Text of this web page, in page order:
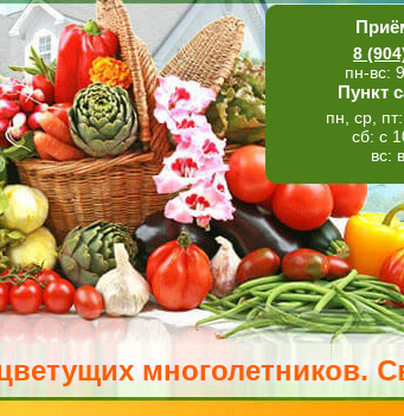
8
пн-вс:
Пункт
пн, ср,
сб: с
вс:
многолетников.